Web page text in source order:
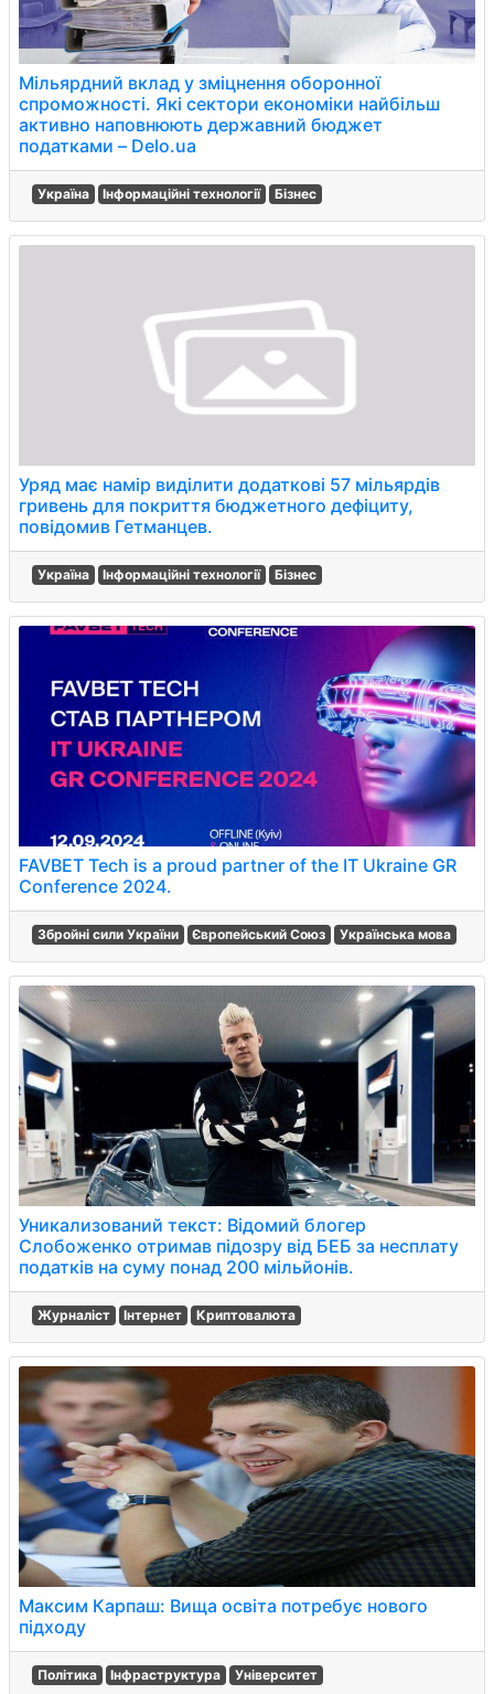
Мільярдний вклад у зміцнення оборонної
спроможності. Які сектори економіки найбільш
активно наповнюють державний бюджет
податками – Delo.ua
Україна Інформаційні технології Бізнес
Уряд має намір виділити додаткові 57 мільярдів
гривень для покриття бюджетного дефіциту,
повідомив Гетманцев.
Україна Інформаційні технології Бізнес
FAVBET Tech is a proud partner of the IT Ukraine GR
Conference 2024.
Збройні сили України Європейський Союз Українська мова
Уникализований текст: Відомий блогер
Слобоженко отримав підозру від БЕБ за несплату
податків на суму понад 200 мільйонів.
Журналіст Інтернет Криптовалюта
Максим Карпаш: Вища освіта потребує нового
підходу
Політика Інфраструктура Університет